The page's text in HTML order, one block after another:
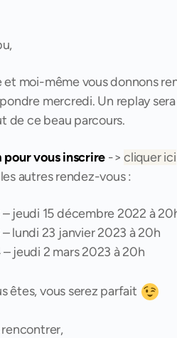
moi-même vous donnons
mercredi. Un replay
de ce beau parcours.
pour vous inscrire ->cliquer ici
autres rendez-vous :
– jeudi 15 décembre 2022 à
– lundi 23 janvier 2023 à 20h
– jeudi 2 mars 2023 à 20h
êtes, vous serez parfait
rencontrer,